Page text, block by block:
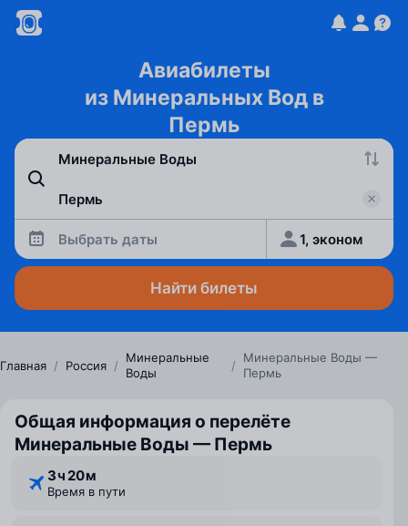
Авиабилеты
из Минеральных Вод в
Пермь
Выбрать даты 1, эконом
Найти билеты
Главная / Россия /
Минеральные
Воды
/
Минеральные Воды —
Пермь
Общая информация о перелёте
Минеральные Воды — Пермь
3 ⁠ч 20 ⁠м
Время в пути